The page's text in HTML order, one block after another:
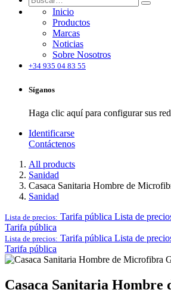
Inicio
Productos
Marcas
Noticias
Sobre Nosotros
+34 935 04 83 55
Síganos
Haga clic aquí para configurar sus
Identificarse
Contáctenos
All products
Sanidad
Casaca Sanitaria Hombre de
Sanidad
Lista de precios: Tarifa pública Lista de
Tarifa pública
Lista de precios: Tarifa pública Lista de
Tarifa pública
Casaca Sanitaria